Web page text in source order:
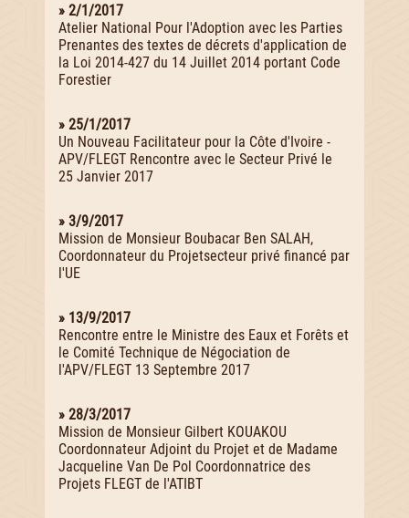
» 2/1/2017
Atelier National Pour l'Adoption avec les Parties
Prenantes des textes de décrets d'application de
la Loi 2014-427 du 14 Juillet 2014 portant Code
Forestier
» 25/1/2017
Un Nouveau Facilitateur pour la Côte d'Ivoire -
APV/FLEGT Rencontre avec le Secteur Privé le
25 Janvier 2017
» 3/9/2017
Mission de Monsieur Boubacar Ben SALAH,
Coordonnateur du Projetsecteur privé financé par
l'UE
» 13/9/2017
Rencontre entre le Ministre des Eaux et Forêts et
le Comité Technique de Négociation de
l'APV/FLEGT 13 Septembre 2017
» 28/3/2017
Mission de Monsieur Gilbert KOUAKOU
Coordonnateur Adjoint du Projet et de Madame
Jacqueline Van De Pol Coordonnatrice des
Projets FLEGT de l'ATIBT